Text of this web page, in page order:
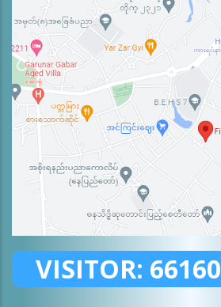
VISITOR: 66160